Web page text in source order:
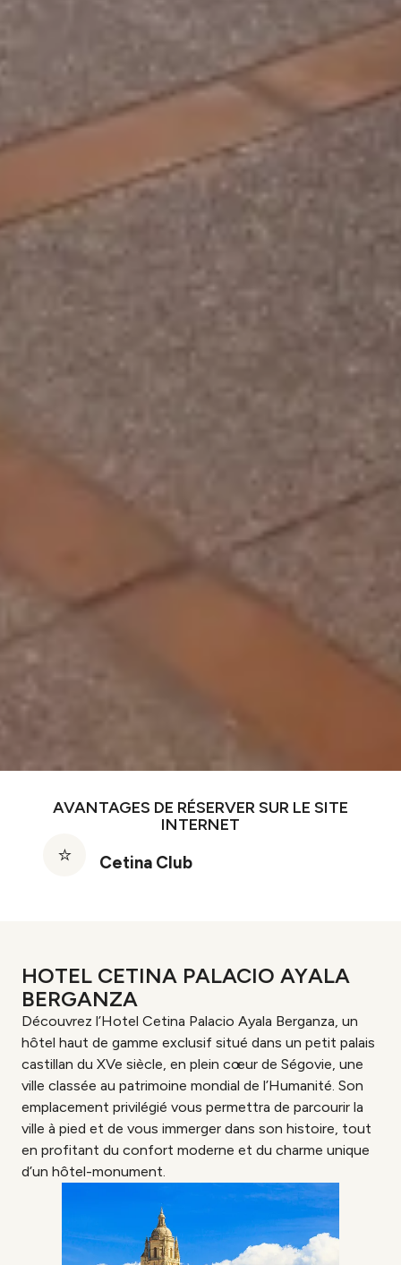
AVANTAGES DE RÉSERVER SUR LE SITE
INTERNET
Cetina Club
HOTEL CETINA PALACIO AYALA
BERGANZA
Découvrez l’Hotel Cetina Palacio Ayala Berganza, un
hôtel haut de gamme exclusif situé dans un petit palais
castillan du XVe siècle, en plein cœur de Ségovie, une
ville classée au patrimoine mondial de l’Humanité. Son
emplacement privilégié vous permettra de parcourir la
ville à pied et de vous immerger dans son histoire, tout
en profitant du confort moderne et du charme unique
d’un hôtel-monument.